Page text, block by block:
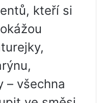
kteří si
– všechna